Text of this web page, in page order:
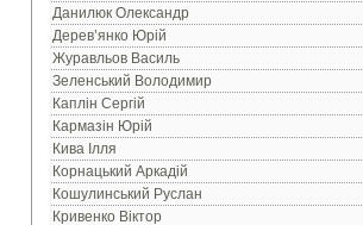
Данилюк Олександр
Дерев’янко Юрій
Журавльов Василь
Зеленський Володимир
Каплін Сергій
Кармазін Юрій
Кива Ілля
Корнацький Аркадій
Кошулинський Руслан
Кривенко Віктор